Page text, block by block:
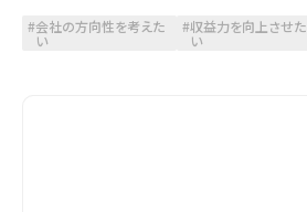
会社の方向性を考えた
い
収益力を向上させた
い